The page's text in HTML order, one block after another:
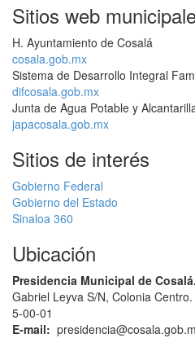
Sitios web
H. Ayuntamiento de Cosalá
cosala.gob.mx
Sistema de Desarrollo Integral
difcosala.gob.mx
Junta de Agua Potable y
japacosala.gob.mx
Sitios de interés
Gobierno Federal
Gobierno del Estado
Sinaloa 360
Ubicación
Presidencia Municipal de Cosalá.
Gabriel Leyva S/N, Colonia Centro.
5-00-01
E-mail: